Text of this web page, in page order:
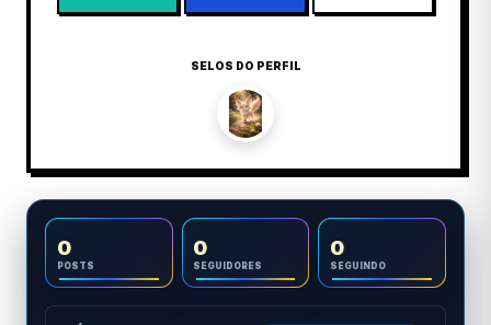
SELOS DO PERFIL
0
POSTS
0
SEGUIDORES
0
SEGUINDO